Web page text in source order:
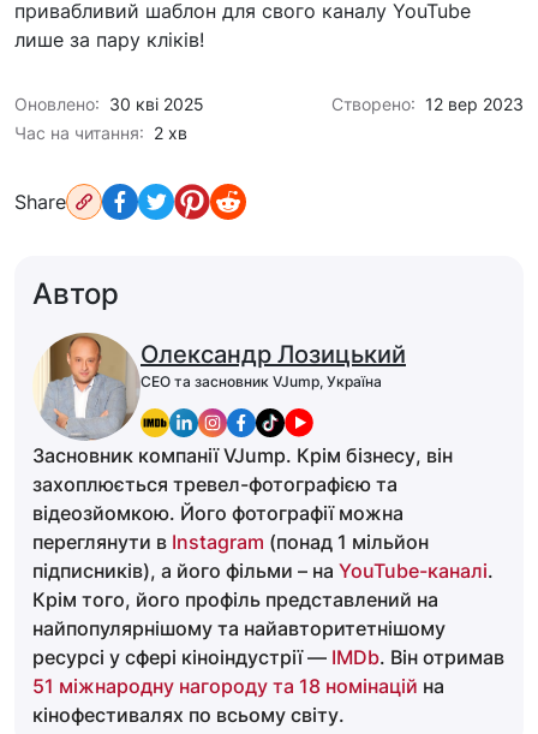
привабливий шаблон для свого каналу YouTube
лише за пару кліків!
Оновлено: 30 кві 2025 Створено: 12 вер 2023
Час на читання: 2 хв
Share
Автор
Олександр Лозицький
CEO та засновник VJump, Україна
Засновник компанії VJump. Крім бізнесу, він
захоплюється тревел-фотографією та
відеозйомкою. Його фотографії можна
переглянути в Instagram (понад 1 мільйон
підписників), а його фільми – на YouTube-каналі.
Крім того, його профіль представлений на
найпопулярнішому та найавторитетнішому
ресурсі у сфері кіноіндустрії — IMDb. Він отримав
51 міжнародну нагороду та 18 номінацій на
кінофестивалях по всьому світу.